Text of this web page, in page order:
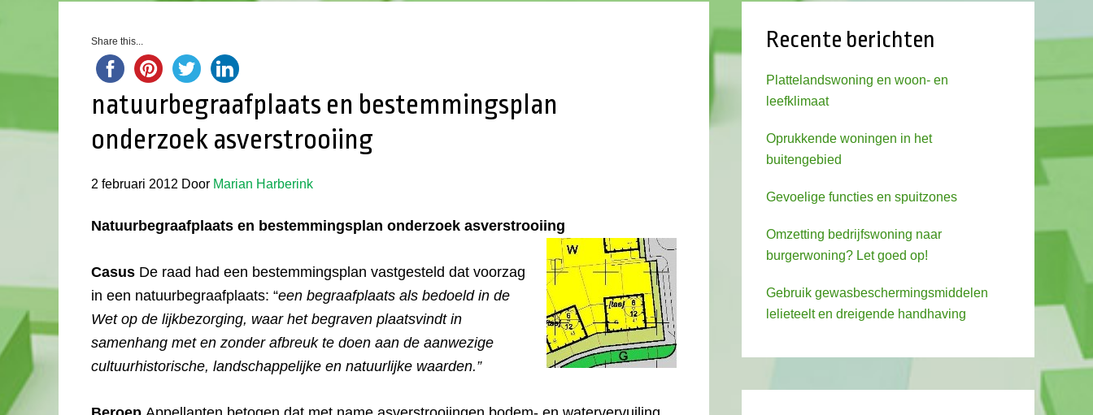
Share this...
natuurbegraafplaats en bestemmingsplan
onderzoek asverstrooiing
2 februari 2012 Door Marian Harberink
Natuurbegraafplaats en bestemmingsplan onderzoek asverstrooiing
Casus De raad had een bestemmingsplan vastgesteld dat voorzag
in een natuurbegraafplaats: “een begraafplaats als bedoeld in de
Wet op de lijkbezorging, waar het begraven plaatsvindt in
samenhang met en zonder afbreuk te doen aan de aanwezige
cultuurhistorische, landschappelijke en natuurlijke waarden.”
Recente berichten
Plattelandswoning en woon- en
leefklimaat
Oprukkende woningen in het
buitengebied
Gevoelige functies en spuitzones
Omzetting bedrijfswoning naar
burgerwoning? Let goed op!
Gebruik gewasbeschermingsmiddelen
lelieteelt en dreigende handhaving